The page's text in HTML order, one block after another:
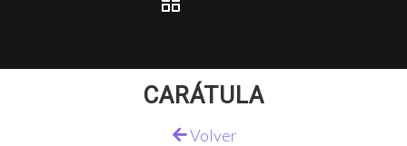
CARÁTULA
Volver